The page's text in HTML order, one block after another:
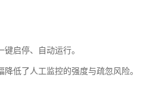
启停、自动运行。
低了人工监控的强度与疏忽风险。